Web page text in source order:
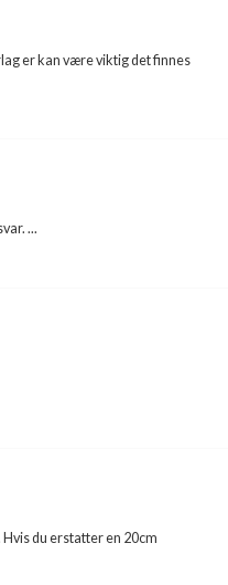
er kan være viktig det finnes
...
du erstatter en 20cm